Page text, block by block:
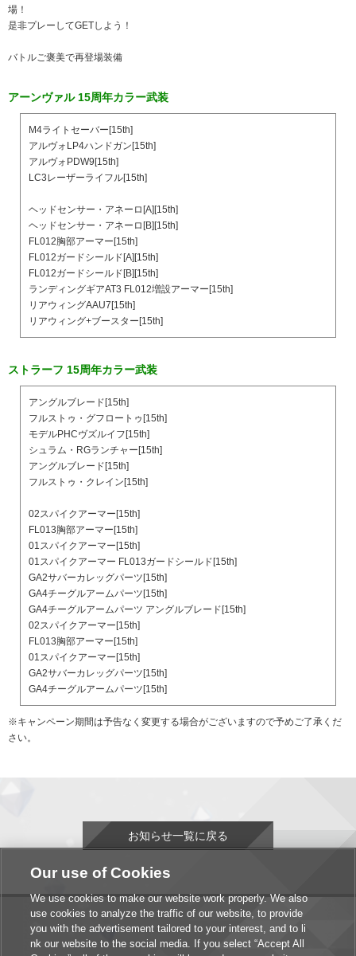
場！
是非プレーしてGETしよう！
バトルご褒美で再登場装備
アーンヴァル 15周年カラー武装
M4ライトセーバー[15th]
アルヴォLP4ハンドガン[15th]
アルヴォPDW9[15th]
LC3レーザーライフル[15th]
ヘッドセンサー・アネーロ[A][15th]
ヘッドセンサー・アネーロ[B][15th]
FL012胸部アーマー[15th]
FL012ガードシールド[A][15th]
FL012ガードシールド[B][15th]
ランディングギアAT3 FL012増設アーマー[15th]
リアウィングAAU7[15th]
リアウィング+ブースター[15th]
ストラーフ 15周年カラー武装
アングルブレード[15th]
フルストゥ・グフロートゥ[15th]
モデルPHCヴズルイフ[15th]
シュラム・RGランチャー[15th]
アングルブレード[15th]
フルストゥ・クレイン[15th]
02スパイクアーマー[15th]
FL013胸部アーマー[15th]
01スパイクアーマー[15th]
01スパイクアーマー FL013ガードシールド[15th]
GA2サバーカレッグパーツ[15th]
GA4チーグルアームパーツ[15th]
GA4チーグルアームパーツ アングルブレード[15th]
02スパイクアーマー[15th]
FL013胸部アーマー[15th]
01スパイクアーマー[15th]
GA2サバーカレッグパーツ[15th]
GA4チーグルアームパーツ[15th]
※キャンペーン期間は予告なく変更する場合がございますので予めご了承くだ
さい。
お知らせ一覧に戻る
Our use of Cookies
We use cookies to make our website work properly. We also
use cookies to analyze the traffic of our website, to provide
you with the advertisement tailored to your interest, and to li
nk our website to the social media. If you select “Accept All